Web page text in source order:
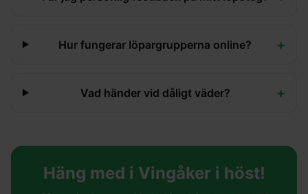
Hur fungerar löpargrupperna online? +
Vad händer vid dåligt väder? +
Häng med i Vingåker i höst!